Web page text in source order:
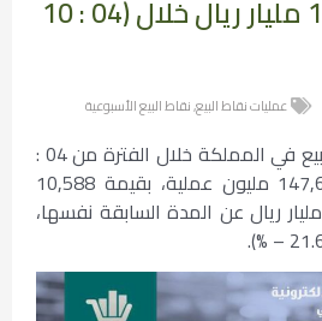
بقيمة تجاوزت 10 مليار ريال خلال (04 : 10
عمليات نقاط البيع,نقاط البيع الأسبوعية
بلغ عدد عمليات نقاط البيع في المملكة خلال الفترة من 04 :
10 سبتمبر 2022م 147,651 مليون عملية، بقيمة 10,588
مليار ريال، مقابل 13.5 مليار ريال عن المدة السابقة نفسها،